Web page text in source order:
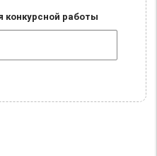
конкурсной работы